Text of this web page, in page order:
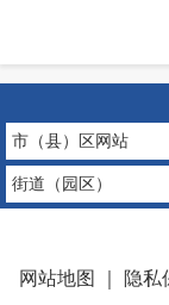
市（县）区网站
街道（园区）
网站地图 隐私